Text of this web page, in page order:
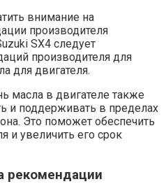
внимание на
производителя
SX4 следует
производителя для
для двигателя.
масла в двигателе также
и поддерживать в пределах
Это поможет обеспечить
и увеличить его срок
рекомендации